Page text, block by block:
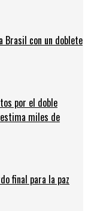
Brasil con un doblete
por el doble
miles de
final para la paz